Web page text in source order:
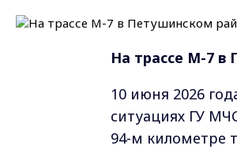
На трассе М-7 в
10 июня 2026
ситуациях ГУ
94-м километре